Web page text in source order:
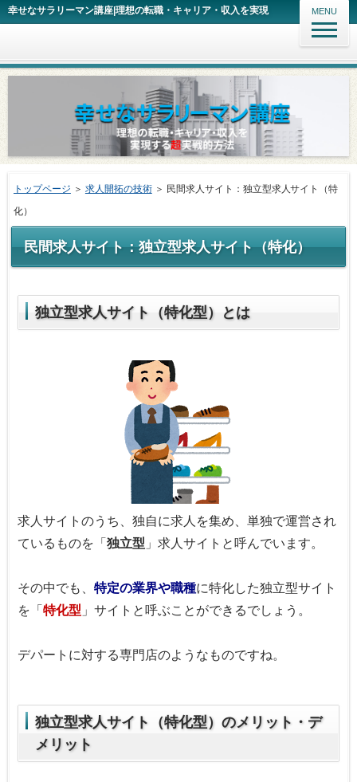
幸せなサラリーマン講座|理想の転職・キャリア・収入を実現 MENU
トップページ ＞ 求人開拓の技術＞ 民間求人サイト：独立型求人サイト（特
化）
民間求人サイト：独立型求人サイト（特化）
独立型求人サイト（特化型）とは
求人サイトのうち、独自に求人を集め、単独で運営され
ているものを「 独立型 」求人サイトと呼んでいます。
その中でも、 特定の業界や職種に特化した独立型サイト
を「 特化型 」サイトと呼ぶことができるでしょう。
デパートに対する専門店のようなものですね。
独立型求人サイト（特化型）のメリット・デ
メリット